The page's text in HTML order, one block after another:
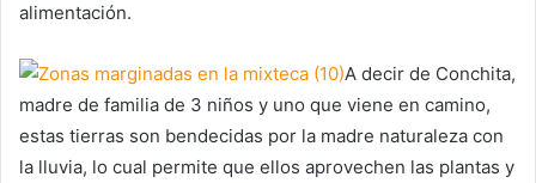
alimentación.
A decir de Conchita,
madre de familia de 3 niños y uno que viene en camino,
estas tierras son bendecidas por la madre naturaleza con
la lluvia, lo cual permite que ellos aprovechen las plantas y